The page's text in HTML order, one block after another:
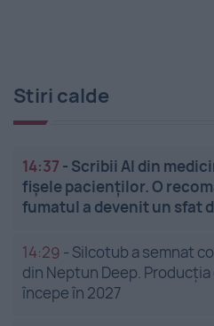
Stiri calde
14:37 - Scribii AI din
fișele pacienților. O
fumatul a devenit un sfat
14:29 - Silcotub a semnat
din Neptun Deep. Producția
începe în 2027